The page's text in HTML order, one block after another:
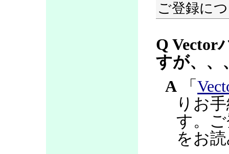
ご登録に
Q Vector
すが、、
A 「
りお
す。
をお